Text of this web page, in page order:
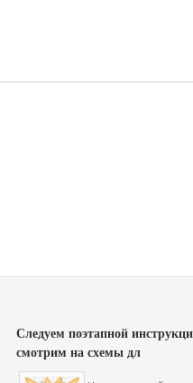
Следуем поэтапной
смотрим на схемы дл